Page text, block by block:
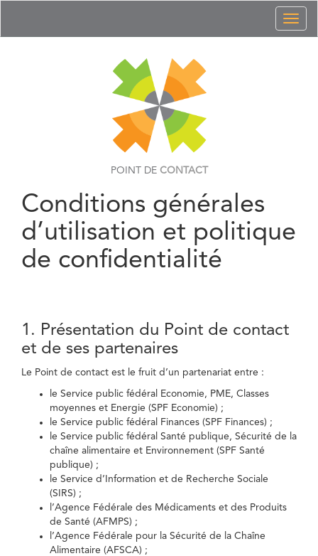
POINT DE CONTACT
Conditions générales
d’utilisation et politique
de confidentialité
1. Présentation du Point de contact
et de ses partenaires
Le Point de contact est le fruit d’un partenariat entre :
le Service public fédéral Economie, PME, Classes
moyennes et Energie (SPF Economie) ;
le Service public fédéral Finances (SPF Finances) ;
le Service public fédéral Santé publique, Sécurité de la
chaîne alimentaire et Environnement (SPF Santé
publique) ;
le Service d’Information et de Recherche Sociale
(SIRS) ;
l’Agence Fédérale des Médicaments et des Produits
de Santé (AFMPS) ;
l’Agence Fédérale pour la Sécurité de la Chaîne
Alimentaire (AFSCA) ;